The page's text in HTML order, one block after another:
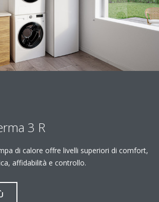
3 R
di calore offre livelli superiori di comfort,
affidabilità e controllo.